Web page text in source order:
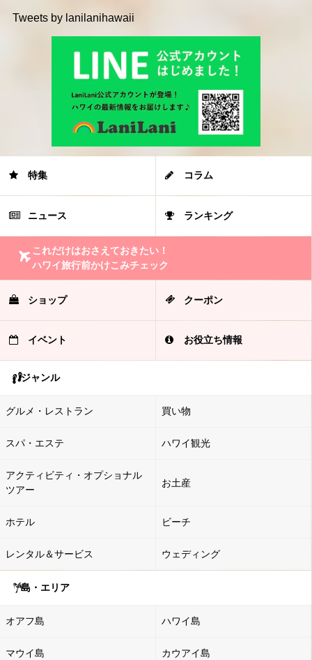
Tweets by lanilanihawaii
特集 コラム
ニュース ランキング
これだけはおさえておきたい！
ハワイ旅行前かけこみチェック
ショップ クーポン
イベント お役立ち情報
ジャンル
グルメ・レストラン 買い物
スパ・エステ ハワイ観光
アクティビティ・オプショナル
ツアー
お土産
ホテル ビーチ
レンタル＆サービス ウェディング
島・エリア
オアフ島 ハワイ島
マウイ島 カウアイ島